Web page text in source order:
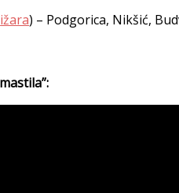
) – Podgorica, Nikšić,